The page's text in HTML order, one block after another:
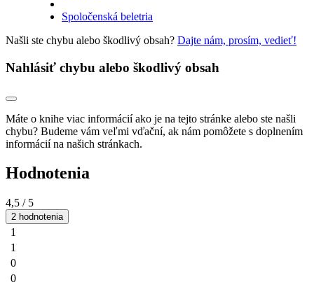
Spoločenská beletria
Našli ste chybu alebo škodlivý obsah? Dajte nám, prosím, vedieť!
Nahlásiť chybu alebo škodlivý obsah
Máte o knihe viac informácií ako je na tejto stránke alebo ste našli
chybu? Budeme vám veľmi vďační, ak nám pomôžete s doplnením
informácií na našich stránkach.
Hodnotenia
4,5 / 5
2 hodnotenia
1
1
0
0